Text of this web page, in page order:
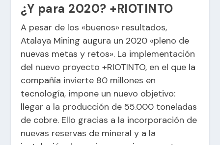
¿Y para 2020? +RIOTINTO
A pesar de los «buenos» resultados,
Atalaya Mining augura un 2020 «pleno de
nuevas metas y retos». La implementación
del nuevo proyecto +RIOTINTO, en el que la
compañía invierte 80 millones en
tecnología, impone un nuevo objetivo:
llegar a la producción de 55.000 toneladas
de cobre. Ello gracias a la incorporación de
nuevas reservas de mineral y a la